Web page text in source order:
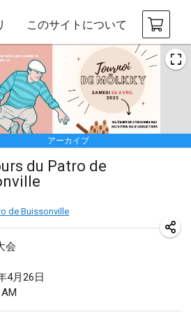
このサイトについて
アーカイブ
du Patro de
de Buissonville
会
4月26日
Mixte ASPTTOM
年1月18日|フランス
Indoor Polish Open 2025 - Singles
年1月18日|ポーランド
年1月19日|フランス
年1月19日